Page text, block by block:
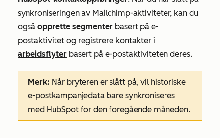
synkroniseringen av Mailchimp-aktiviteter, kan du
også opprette segmenter basert på e-
postaktivitet og registrere kontakter i
arbeidsflyter basert på e-postaktiviteten deres.
Merk: Når bryteren er slått på, vil historiske
e-postkampanjedata bare synkroniseres
med HubSpot for den foregående måneden.